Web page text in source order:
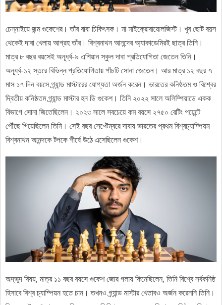
চেন্নাইয়ে জন্ম গুকেশের। তাঁর বাবা চিকিৎসক। মা মাইক্রোবায়োলজিস্ট। খুব ছোট বয়স
থেকেই দাবা খেলায় আগ্রহ তাঁর। বিশ্বনাথন আনন্দের অ্যাকাডেমিরই ছাত্র তিনি।
মাত্র ৮ বছর বয়সেই অনূর্ধ্ব-৯ এশিয়ান স্কুল দাবা প্রতিযোগিতা জেতেন তিনি।
অনূর্ধ্ব-১২ স্তরে বিভিন্ন প্রতিযোগিতায় পাঁচটি সোনা জেতেন। আর মাত্র ১২ বছর ৭
মাস ১৭ দিন বয়সে গ্র্যান্ড মাস্টারের যোগ্যতা অর্জন করেন। ভারতের কনিষ্ঠতম ও বিশ্বের
দ্বিতীয় কনিষ্ঠতম গ্র্যান্ড মাস্টার হন ডি গুকেশ। তিনি ২০২২ সালে অলিম্পিয়াডে একক
বিভাগে সোনা জিতেছিলেন। ২০২৩ সালে সবচেয়ে কম বয়সে ২৭৫০ রেটিং পয়েন্টে
পৌঁছে গিয়েছিলেন তিনি। সেই বছর সেপ্টেম্বরে দাবায় ভারতের প্রথম বিশ্বচ্যাম্পিয়ম
বিশ্বনাথন আনন্দকে টপকে শীর্ষে উঠে এসেছিলেন গুকেশ।
অদ্ভুদ বিষয়, মাত্র ১১ বছর বয়সে গুকেশ জোর গলায় কিনেছিলেন, তিনি বিশ্বে সর্বকনিষ্ঠ
হিসাবে বিশ্ব চ্যাম্পিয়ন হতে চান। তখনও গ্র্যান্ড মাস্টার খেতাবও অর্জন করেননি তিনি।